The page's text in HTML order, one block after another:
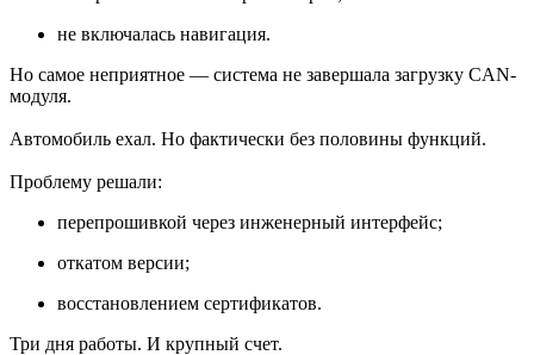
не включалась навигация.
Но самое неприятное — система не завершала загрузку CAN-
модуля.
Автомобиль ехал. Но фактически без половины функций.
Проблему решали:
перепрошивкой через инженерный интерфейс;
откатом версии;
восстановлением сертификатов.
Три дня работы. И крупный счет.